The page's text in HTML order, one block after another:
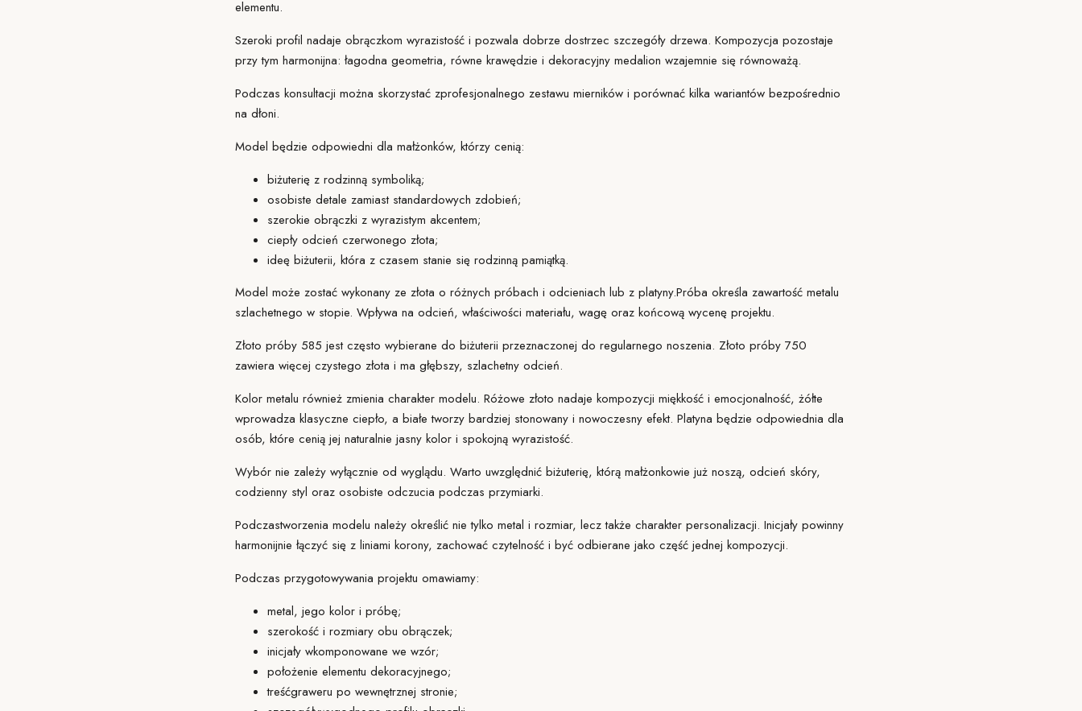
elementu.
Szeroki profil nadaje obrączkom wyrazistość i pozwala dobrze dostrzec szczegóły drzewa. Kompozycja pozostaje
przy tym harmonijna: łagodna geometria, równe krawędzie i dekoracyjny medalion wzajemnie się równoważą.
Podczas konsultacji można skorzystać zprofesjonalnego zestawu mierników i porównać kilka wariantów bezpośrednio
na dłoni.
Model będzie odpowiedni dla małżonków, którzy cenią:
biżuterię z rodzinną symboliką;
osobiste detale zamiast standardowych zdobień;
szerokie obrączki z wyrazistym akcentem;
ciepły odcień czerwonego złota;
ideę biżuterii, która z czasem stanie się rodzinną pamiątką.
Model może zostać wykonany ze złota o różnych próbach i odcieniach lub z platyny.Próba określa zawartość metalu
szlachetnego w stopie. Wpływa na odcień, właściwości materiału, wagę oraz końcową wycenę projektu.
Złoto próby 585 jest często wybierane do biżuterii przeznaczonej do regularnego noszenia. Złoto próby 750
zawiera więcej czystego złota i ma głębszy, szlachetny odcień.
Kolor metalu również zmienia charakter modelu. Różowe złoto nadaje kompozycji miękkość i emocjonalność, żółte
wprowadza klasyczne ciepło, a białe tworzy bardziej stonowany i nowoczesny efekt. Platyna będzie odpowiednia dla
osób, które cenią jej naturalnie jasny kolor i spokojną wyrazistość.
Wybór nie zależy wyłącznie od wyglądu. Warto uwzględnić biżuterię, którą małżonkowie już noszą, odcień skóry,
codzienny styl oraz osobiste odczucia podczas przymiarki.
Podczastworzenia modelu należy określić nie tylko metal i rozmiar, lecz także charakter personalizacji. Inicjały powinny
harmonijnie łączyć się z liniami korony, zachować czytelność i być odbierane jako część jednej kompozycji.
Podczas przygotowywania projektu omawiamy:
metal, jego kolor i próbę;
szerokość i rozmiary obu obrączek;
inicjały wkomponowane we wzór;
położenie elementu dekoracyjnego;
treśćgraweru po wewnętrznej stronie;